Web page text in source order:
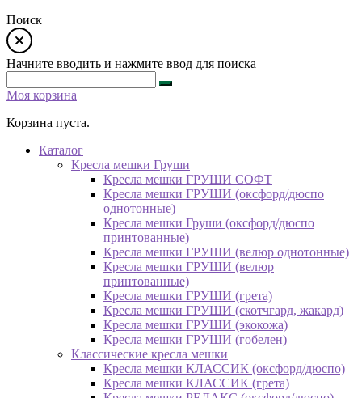
Поиск
Начните вводить и нажмите ввод для поиска
Моя корзина
Корзина пуста.
Каталог
Кресла мешки Груши
Кресла мешки ГРУШИ СОФТ
Кресла мешки ГРУШИ (оксфорд/дюспо
однотонные)
Кресла мешки Груши (оксфорд/дюспо
принтованные)
Кресла мешки ГРУШИ (велюр однотонные)
Кресла мешки ГРУШИ (велюр
принтованные)
Кресла мешки ГРУШИ (грета)
Кресла мешки ГРУШИ (скотчгард, жакард)
Кресла мешки ГРУШИ (экокожа)
Кресла мешки ГРУШИ (гобелен)
Классические кресла мешки
Кресла мешки КЛАССИК (оксфорд/дюспо)
Кресла мешки КЛАССИК (грета)